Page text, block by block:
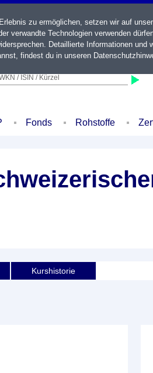
/ ISIN / Kürzel
Fonds Rohstoffe
Kurshistorie
zu ermöglichen, setzen wir auf
verwandte Technologien verwenden
Detaillierte Informationen und
findest du in unseren